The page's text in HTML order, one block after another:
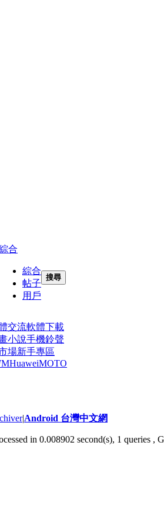
合
綜合
帖子
用戶
搜尋
交流軟體下載
小說手機鈴聲
場新手專區
HuaweiMOTO
|Android 台灣中文網
in 0.008902 second(s), 1 queries ,